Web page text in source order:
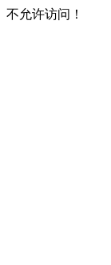
不允许访问！